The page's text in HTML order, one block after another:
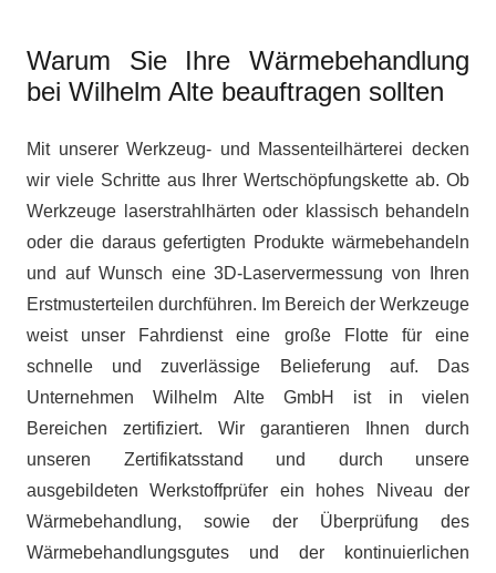
Warum Sie Ihre Wärmebehandlung
bei Wilhelm Alte beauftragen sollten
Mit unserer Werkzeug- und Massenteilhärterei decken
wir viele Schritte aus Ihrer Wertschöpfungskette ab. Ob
Werkzeuge laserstrahlhärten oder klassisch behandeln
oder die daraus gefertigten Produkte wärmebehandeln
und auf Wunsch eine 3D-Laservermessung von Ihren
Erstmusterteilen durchführen. Im Bereich der Werkzeuge
weist unser Fahrdienst eine große Flotte für eine
schnelle und zuverlässige Belieferung auf. Das
Unternehmen Wilhelm Alte GmbH ist in vielen
Bereichen zertifiziert. Wir garantieren Ihnen durch
unseren Zertifikatsstand und durch unsere
ausgebildeten Werkstoffprüfer ein hohes Niveau der
Wärmebehandlung, sowie der Überprüfung des
Wärmebehandlungsgutes und der kontinuierlichen